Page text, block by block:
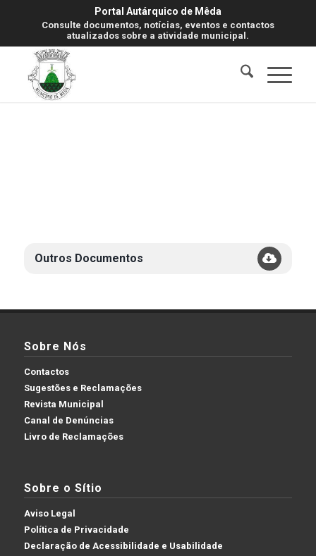
Portal Autárquico de Mêda
Consulte documentos, notícias, eventos e contactos
atualizados sobre a atividade municipal.
Outros Documentos
Sobre Nós
Contactos
Sugestões e Reclamações
Revista Municipal
Canal de Denúncias
Livro de Reclamações
Sobre o Sítio
Aviso Legal
Política de Privacidade
Declaração de Acessibilidade e Usabilidade